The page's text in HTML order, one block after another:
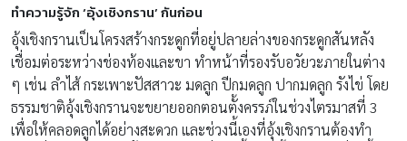
ทำความรู้จัก‘อุ้งเชิงกราน’ กันก่อน
อุ้งเชิงกรานเป็นโครงสร้างกระดูกที่อยู่ปลายล่างของกระดูกสันหลัง
เชื่อมต่อระหว่างช่องท้องและขา ทำหน้าที่รองรับอวัยวะภายในต่าง
ๆ เช่น ลำไส้ กระเพาะปัสสาวะ มดลูก ปีกมดลูก ปากมดลูก รังไข่ โดย
ธรรมชาติอุ้งเชิงกรานจะขยายออกตอนตั้งครรภ์ในช่วงไตรมาสที่ 3
เพื่อให้คลอดลูกได้อย่างสะดวก และช่วงนี้เองที่อุ้งเชิงกรานต้องทำ